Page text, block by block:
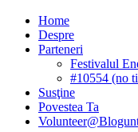
Home
Despre
Parteneri
Festivalul
#10554 (no
Susţine
Povestea Ta